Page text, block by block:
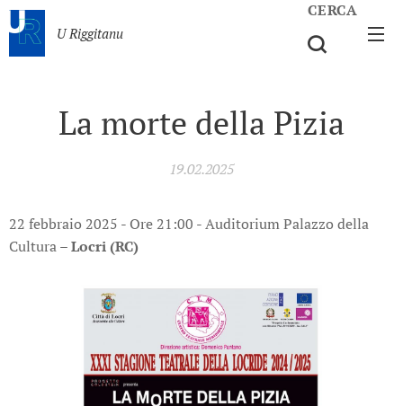
U Riggitanu
CERCA
La morte della Pizia
19.02.2025
22 febbraio 2025 - Ore 21:00 - Auditorium Palazzo della
Cultura –Locri (RC)